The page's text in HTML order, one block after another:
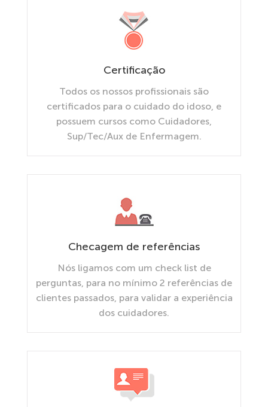
Certificação
Todos os nossos profissionais são
certificados para o cuidado do idoso, e
possuem cursos como Cuidadores,
Sup/Tec/Aux de Enfermagem.
Checagem de referências
Nós ligamos com um check list de
perguntas, para no mínimo 2 referências de
clientes passados, para validar a experiência
dos cuidadores.